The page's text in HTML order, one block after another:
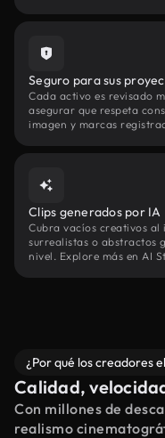
Seguro para sus
Cada activo es revisado
asegurar que respeta
imagen y marcas
Clips generados por IA
Cubra vacíos creativos al
surrealistas o abstractos
nivel. Explore más en AI
¿Por qué los creadores
Calidad,
Con millones de
realismo